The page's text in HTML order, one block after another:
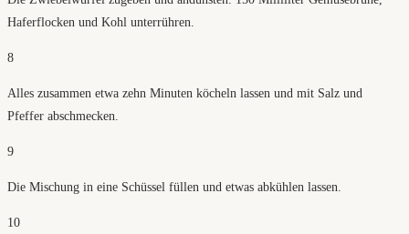
Haferflocken und Kohl unterrühren.
8
Alles zusammen etwa zehn Minuten köcheln lassen und mit Salz und
Pfeffer abschmecken.
9
Die Mischung in eine Schüssel füllen und etwas abkühlen lassen.
10